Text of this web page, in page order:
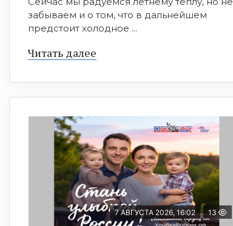
забываем и о том, что в дальнейшем
предстоит холодное ...
Читать далее
7 АВГУСТА 2026, 16:02 13